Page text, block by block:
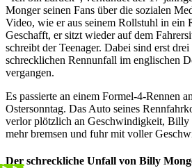
Monger seinen Fans über die sozialen
Video, wie er aus seinem Rollstuhl in ein
Geschafft, er sitzt wieder auf dem
schreibt der Teenager. Dabei sind erst
schrecklichen Rennunfall im englischen
vergangen.
Es passierte an einem Formel-4-Rennen
Ostersonntag. Das Auto seines
verlor plötzlich an Geschwindigkeit, Billy
mehr bremsen und fuhr mit voller
Der schreckliche Unfall von Billy